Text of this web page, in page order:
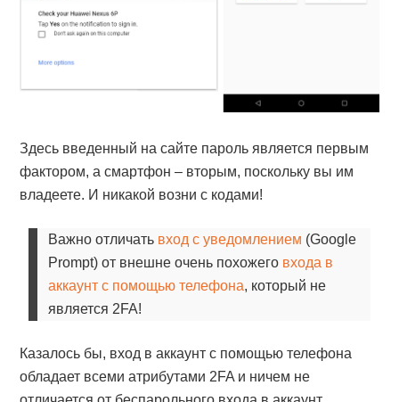
Здесь введенный на сайте пароль является первым
фактором, а смартфон – вторым, поскольку вы им
владеете. И никакой возни с кодами!
Важно отличать вход с уведомлением (Google
Prompt) от внешне очень похожего входа в
аккаунт с помощью телефона, который не
является 2FA!
Казалось бы, вход в аккаунт с помощью телефона
обладает всеми атрибутами 2FA и ничем не